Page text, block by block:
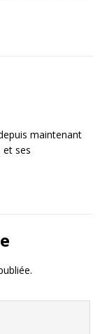
maintenant
et ses